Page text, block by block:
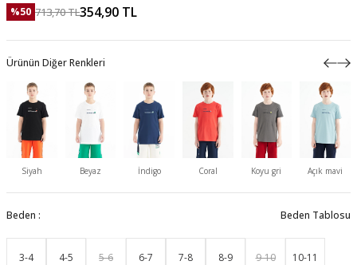
%50 713,70TL354,90 TL
Ürünün Diğer Renkleri
Siyah Beyaz İndigo Coral Koyu gri Açık mavi
Beden : Beden Tablosu
3-4 4-5 5-6 6-7 7-8 8-9 9-10 10-11